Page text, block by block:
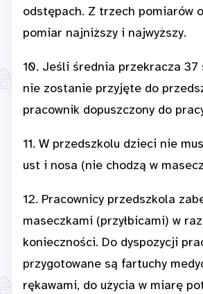
odstępach. Z trzech pomiarów
pomiar najniższy i najwyższy.
10. Jeśli średnia przekracza 37
nie zostanie przyjęte do
pracownik dopuszczony do
11. W przedszkolu dzieci nie
ust i nosa (nie chodzą w
12. Pracownicy przedszkola
maseczkami (przyłbicami) w
konieczności. Do dyspozycji
przygotowane są fartuchy
rękawami, do użycia w miarę